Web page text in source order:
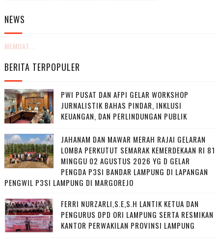
NEWS
MEMUAT...
BERITA TERPOPULER
PWI PUSAT DAN AFPI GELAR WORKSHOP
JURNALISTIK BAHAS PINDAR, INKLUSI
KEUANGAN, DAN PERLINDUNGAN PUBLIK
JAHANAM DAN MAWAR MERAH RAJAI GELARAN
LOMBA PERKUTUT SEMARAK KEMERDEKAAN RI 81
MINGGU 02 AGUSTUS 2026 YG D GELAR
PENGDA P3SI BANDAR LAMPUNG DI LAPANGAN
PENGWIL P3SI LAMPUNG DI MARGOREJO
FERRI NURZARLI,S.E,S.H LANTIK KETUA DAN
PENGURUS DPD ORI LAMPUNG SERTA RESMIKAN
KANTOR PERWAKILAN PROVINSI LAMPUNG